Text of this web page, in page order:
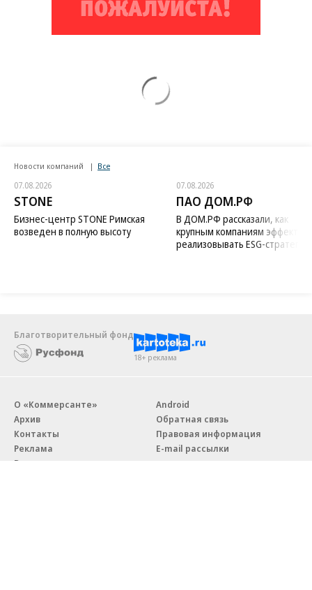
Новости компаний Все
07.08.2026
STONE
Бизнес-центр STONE Римская
возведен в полную высоту
07.08.2026
ПАО ДОМ.РФ
В ДОМ.РФ рассказали, как
крупным компаниям
реализовывать ESG-стратегию
Благотворительный фонд
18+ реклама
О «Коммерсанте»
Архив
Контакты
Реклама
Вакансии
Android
Обратная связь
Правовая информация
E-mail рассылки